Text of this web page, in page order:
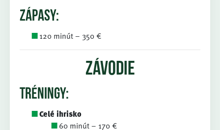
zápasy:
120 minút – 350 €
Závodie
tréningy:
Celé ihrisko
60 minút – 170 €